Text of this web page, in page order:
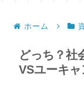
ホーム
どっち？社
VSユーキャ